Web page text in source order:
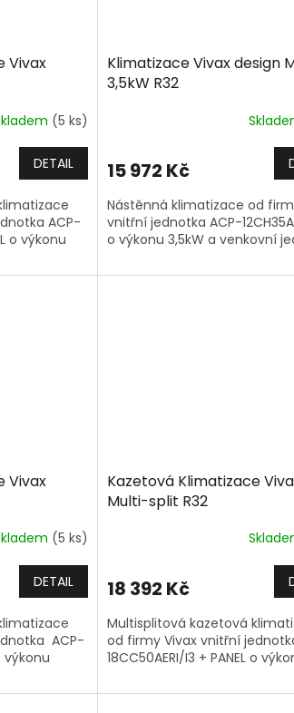
Vivax
(5 ks)
DETAIL
ACP-
o výkonu
Klimatizace Vivax design M
3,5kW R32
15 972 Kč
Nástěnná klimatizace od
vnitřní jednotka ACP-
o výkonu 3,5kW a venkovní
Vivax
(5 ks)
DETAIL
ACP-
výkonu
Kazetová Klimatizace
Multi-split R32
18 392 Kč
Multisplitová kazetová
od firmy Vivax vnitřní
18CC50AERI/I3 + PANEL o